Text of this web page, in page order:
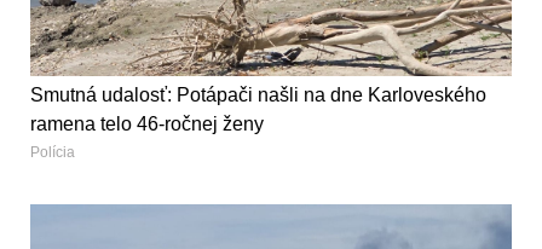
Smutná udalosť: Potápači našli na dne Karloveského
ramena telo 46-ročnej ženy
Polícia